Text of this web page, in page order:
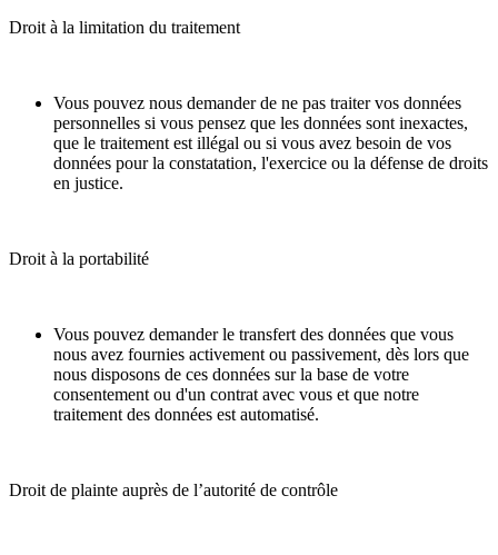
Droit à la limitation du traitement
Vous pouvez nous demander de ne pas traiter vos données
personnelles si vous pensez que les données sont inexactes,
que le traitement est illégal ou si vous avez besoin de vos
données pour la constatation, l'exercice ou la défense de droits
en justice.
Droit à la portabilité
Vous pouvez demander le transfert des données que vous
nous avez fournies activement ou passivement, dès lors que
nous disposons de ces données sur la base de votre
consentement ou d'un contrat avec vous et que notre
traitement des données est automatisé.
Droit de plainte auprès de l’autorité de contrôle